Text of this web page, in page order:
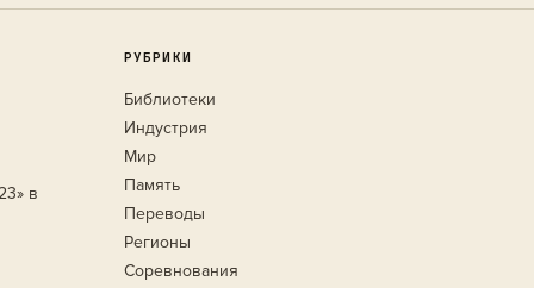
в
РУБРИКИ
Библиотеки
Индустрия
Мир
Память
Переводы
Регионы
Соревнования